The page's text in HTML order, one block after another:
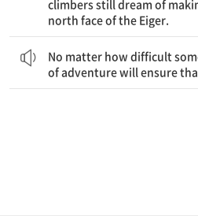
climbers still dream of
north face of the Eiger.
No matter how difficult
of adventure will ensure